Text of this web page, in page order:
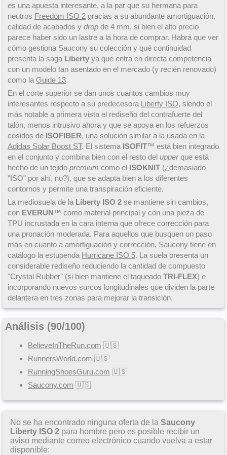
es una apuesta interesante, a la par que su hermana para
neutros Freedom ISO 2 gracias a su abundante amortiguación,
calidad de acabados y drop de 4 mm, si bien el alto precio
parece haber sido un lastre a la hora de comprar. Habrá que ver
cómo gestiona Saucony su colección y qué continuidad
presenta la saga Liberty ya que entra en directa competencia
con un modelo tan asentado en el mercado (y recién renovado)
como la Guide 13.
En el corte superior se dan unos cuantos cambios muy
interesantes respecto a su predecesora Liberty ISO, siendo el
más notable a primera vista el rediseño del contrafuerte del
talón, menos intrusivo ahora y que se apoya en los refuerzos
cosidos de ISOFIBER, una solución similar a la usada en la
Adidas Solar Boost ST. El sistema ISOFIT™ está bien integrado
en el conjunto y combina bien con el resto del upperque está
hecho de un tejido premium como el ISOKNIT (¿demasiado
"ISO" por ahí, no?), que se adapta bien a los diferentes
contornos y permite una transpiración eficiente.
La mediosuela de la Liberty ISO 2 se mantiene sin cambios,
con EVERUN™ como material principal y con una pieza de
TPU incrustada en la cara interna que ofrece corrección para
una pronación moderada. Para aquellos que busquen un paso
más en cuanto a amortiguación y corrección, Saucony tiene en
catálogo la estupenda Hurricane ISO 5. La suela presenta un
considerable rediseño reduciendo la cantidad de compuesto
"Crystal Rubber" (si bien mantiene el taqueado TRI-FLEX) e
incorporando nuevos surcos longitudinales que dividen la parte
delantera en tres zonas para mejorar la transición.
Análisis (90/100)
BelieveInTheRun.com 🇺🇸
RunnersWorld.com 🇺🇸
RunningShoesGuru.com 🇺🇸
Saucony.com 🇺🇸
No se ha encontrado ninguna oferta de la Saucony
Liberty ISO 2 para hombre pero es posible recibir un
aviso mediante correo electrónico cuando vuelva a estar
disponible: